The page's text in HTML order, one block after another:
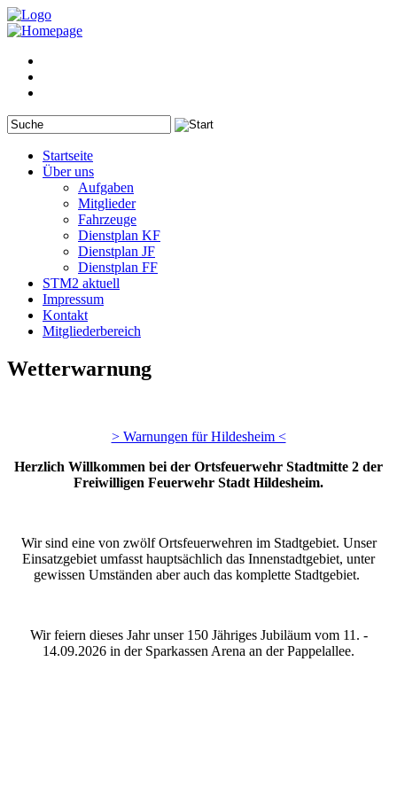
Startseite
Über uns
Aufgaben
Mitglieder
Fahrzeuge
Dienstplan KF
Dienstplan JF
Dienstplan FF
STM2 aktuell
Impressum
Kontakt
Mitgliederbereich
Wetterwarnung
> Warnungen für Hildesheim <
Herzlich Willkommen bei der Ortsfeuerwehr Stadtmitte 2 der
Freiwilligen Feuerwehr Stadt Hildesheim.
Wir sind eine von zwölf Ortsfeuerwehren im Stadtgebiet. Unser
Einsatzgebiet umfasst hauptsächlich das Innenstadtgebiet, unter
gewissen Umständen aber auch das komplette Stadtgebiet.
Wir feiern dieses Jahr unser 150 Jähriges Jubiläum vom 11. -
14.09.2026 in der Sparkassen Arena an der Pappelallee.